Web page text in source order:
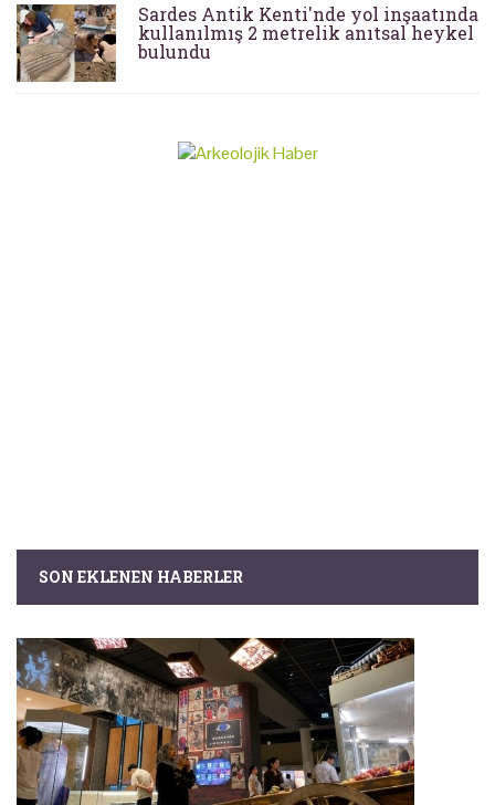
Sardes Antik Kenti'nde yol inşaatında
kullanılmış 2 metrelik anıtsal heykel
bulundu
SON EKLENEN HABERLER